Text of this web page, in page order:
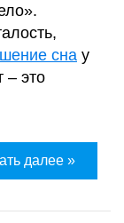
сна у
– это
далее »